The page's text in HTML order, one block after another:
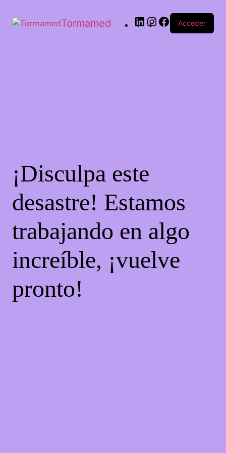
Tormamed Acceder
¡Disculpa este
desastre! Estamos
trabajando en algo
increíble, ¡vuelve
pronto!